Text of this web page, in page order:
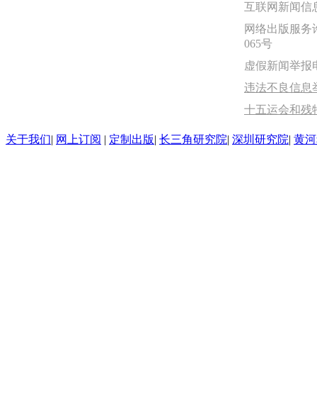
互联网新闻信
网络出版服务
065号
虚假新闻举报
违法不良信息
十五运会和残
关于我们| 网上订阅 | 定制出版| 长三角研究院| 深圳研究院| 黄